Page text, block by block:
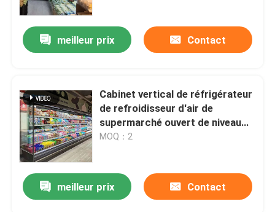
meilleur prix Contact
Cabinet vertical de réfrigérateur
de refroidisseur d'air de
supermarché ouvert de niveau
multi de refroidisseur
MOQ：2
meilleur prix Contact